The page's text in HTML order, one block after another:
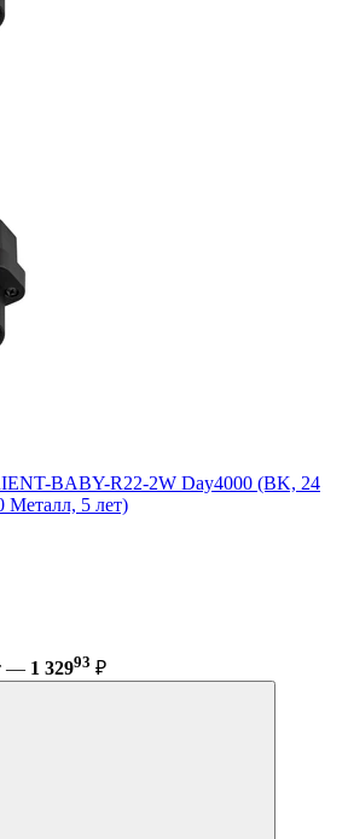
BABY-R22-2W Day4000 (BK, 24
Металл, 5 лет)
— 1 32993 ₽